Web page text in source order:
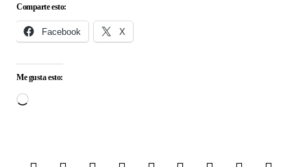
Comparte esto:
Facebook X
Me gusta esto:
Cargando...